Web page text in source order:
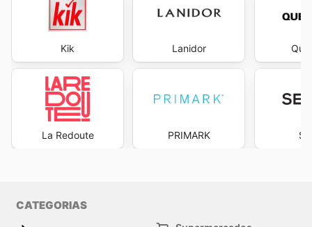
Kik
La Redoute
Lanidor
PRIMARK
CATEGORIAS